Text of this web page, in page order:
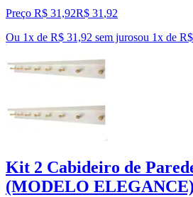
Preço R$ 31,92R$ 31,92
Ou 1x de R$ 31,92 sem jurosou 1x de
Kit 2 Cabideiro de
(MODELO ELEGANCE)